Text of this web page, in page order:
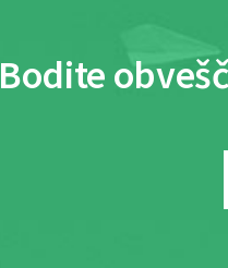
Bodite